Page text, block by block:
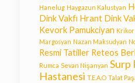
Hanelug Haygazun Kalustyan
Dink Vakfı Hrant Dink
Kevork Pamukciyan
Margosyan Nazan Maksudyan
Resmi Tatiller Reteos
Rumca Sevan Nişanyan Surp
Hastanesi T.E.A.O Talat